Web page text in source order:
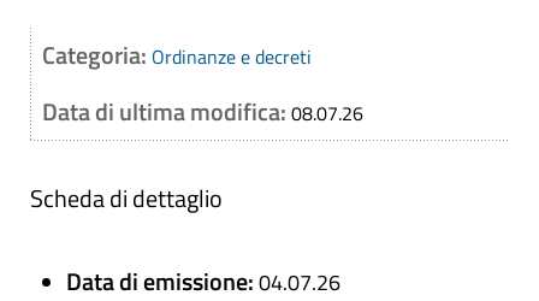
Categoria: Ordinanze e decreti
Data di ultima modifica: 08.07.26
Scheda di dettaglio
Data di emissione:04.07.26